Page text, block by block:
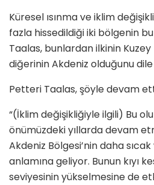
Küresel ısınma ve iklim
fazla hissedildiği iki bölgenin
Taalas, bunlardan ilkinin
diğerinin Akdeniz olduğunu
Petteri Taalas, şöyle devam
“(İklim değişikliğiyle ilgili) Bu
önümüzdeki yıllarda devam
Akdeniz Bölgesi’nin daha
anlamına geliyor. Bunun kıyı
seviyesinin yükselmesine de